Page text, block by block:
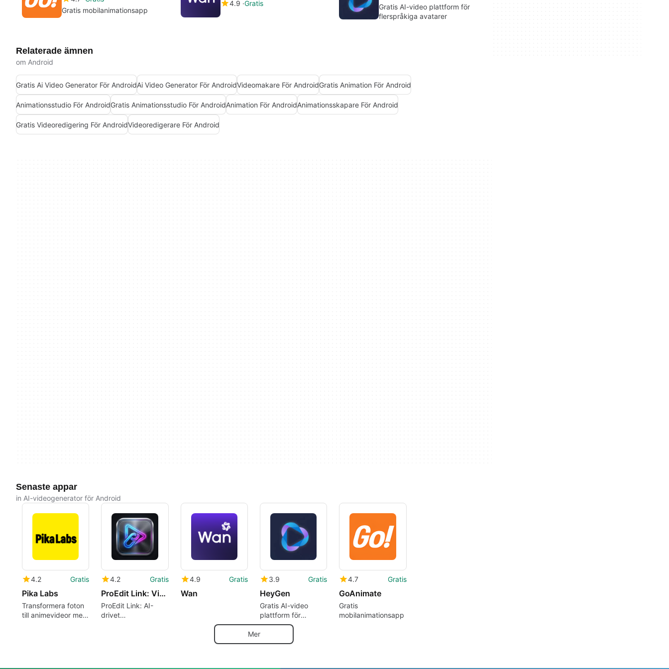
Gratis mobilanimationsapp
4.9 Gratis
Gratis AI-video plattform för
flerspråkiga avatarer
Relaterade ämnen
om Android
Gratis Ai Video Generator För AndroidAi Video Generator För AndroidVideomakare För AndroidGratis Animation För Android
Animationsstudio För AndroidGratis Animationsstudio För AndroidAnimation För AndroidAnimationsskapare För Android
Gratis Videoredigering För AndroidVideoredigerare För Android
Senaste appar
in AI-videogenerator för Android
4.2 Gratis
Pika Labs
Transformera foton
till animevideor med
4.2 Gratis
ProEdit Link: Video AI Quality
ProEdit Link: AI-
drivet
4.9 Gratis
Wan
3.9 Gratis
HeyGen
Gratis AI-video
plattform för
flerspråkiga
avatarer
4.7 Gratis
GoAnimate
Gratis
mobilanimationsapp
Mer